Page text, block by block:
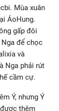
Mùa xuân
ÁoHung.
gấp đôi
để chọc
và
Nga phải rút
cầm cự.
Ý, nhưng Ý
thêm